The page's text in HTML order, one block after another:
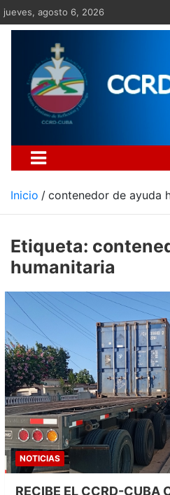
Saltar
al
jueves, agosto 6, 2026
Inicio contenedor de ayuda
Etiqueta:
humanitaria
NOTICIAS
RECIBE EL CCRD-CUBA